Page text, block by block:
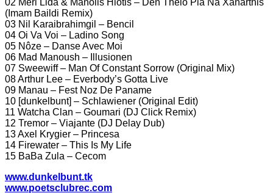
(Imam Baildi Remix)
03 Nil Karaibrahimgil – Bencil
04 Oi Va Voi – Ladino Song
05 Nôze – Danse Avec Moi
06 Mad Manoush – Illusionen
07 Sweewiff – Man Of Constant Sorrow (Original Mix)
08 Arthur Lee – Everbody’s Gotta Live
09 Manau – Fest Noz De Paname
10 [dunkelbunt] – Schlawiener (Original Edit)
11 Watcha Clan – Goumari (DJ Click Remix)
12 Tremor – Viajante (DJ Delay Dub)
13 Axel Krygier – Princesa
14 Firewater – This Is My Life
15 BaBa Zula – Cecom
www.dunkelbunt.tk
www.poetsclubrec.com